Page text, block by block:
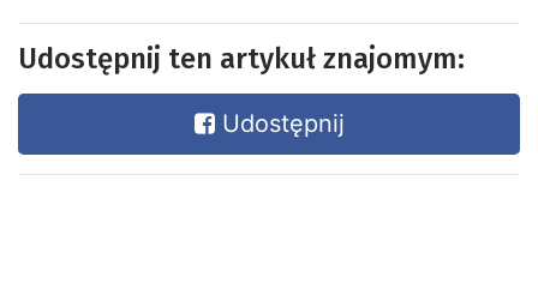
Udostępnij ten artykuł znajomym:
Udostępnij